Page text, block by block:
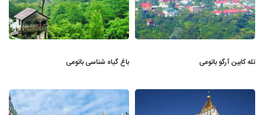
تله کابین آرگو باتومی باغ گیاه شناسی باتومی